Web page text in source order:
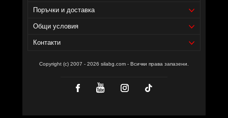
начин на употреба:
разклаща се добре флаконът
преди употреба, спрейва се директно в устната
кухина, насочено към гърлото; препоръчва се да не
екстракт от надземни части, прополис сух екстракт,
фруктозен сироп, вода, растителен глицерин, аромат,
калиев сорбат, цинков глюконат
Поръчки и доставка
Общи условия
Контакти
Copyright (c) 2007 - 2026 silabg.com - Всички права запазени.